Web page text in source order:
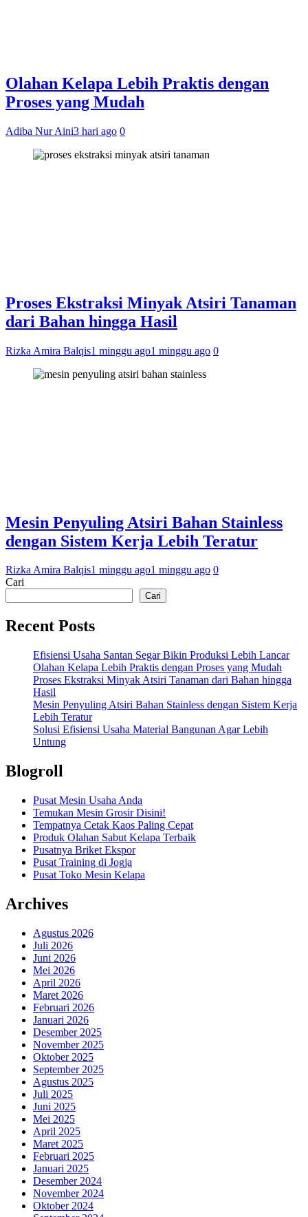
Olahan Kelapa Lebih Praktis dengan
Proses yang Mudah
Adiba Nur Aini3 hari ago 0
Proses Ekstraksi Minyak Atsiri Tanaman
dari Bahan hingga Hasil
Rizka Amira Balqis1 minggu ago1 minggu ago 0
Mesin Penyuling Atsiri Bahan Stainless
dengan Sistem Kerja Lebih Teratur
Rizka Amira Balqis1 minggu ago1 minggu ago 0
Cari
Cari
Recent Posts
Efisiensi Usaha Santan Segar Bikin Produksi Lebih Lancar
Olahan Kelapa Lebih Praktis dengan Proses yang Mudah
Proses Ekstraksi Minyak Atsiri Tanaman dari Bahan hingga
Hasil
Mesin Penyuling Atsiri Bahan Stainless dengan Sistem Kerja
Lebih Teratur
Solusi Efisiensi Usaha Material Bangunan Agar Lebih
Untung
Blogroll
Pusat Mesin Usaha Anda
Temukan Mesin Grosir Disini!
Tempatnya Cetak Kaos Paling Cepat
Produk Olahan Sabut Kelapa Terbaik
Pusatnya Briket Ekspor
Pusat Training di Jogja
Pusat Toko Mesin Kelapa
Archives
Agustus 2026
Juli 2026
Juni 2026
Mei 2026
April 2026
Maret 2026
Februari 2026
Januari 2026
Desember 2025
November 2025
Oktober 2025
September 2025
Agustus 2025
Juli 2025
Juni 2025
Mei 2025
April 2025
Maret 2025
Februari 2025
Januari 2025
Desember 2024
November 2024
Oktober 2024